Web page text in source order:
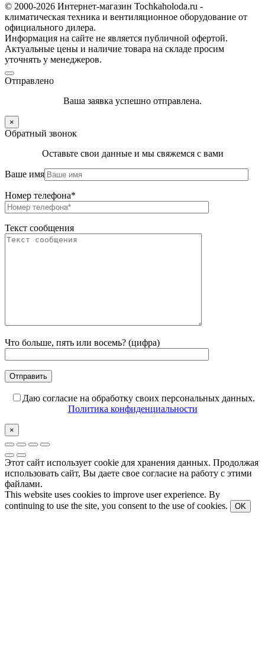
© 2000-2026 Интернет-магазин Tochkaholoda.ru -
климатическая техника и вентиляционное оборудование от
официального дилера.
Информация на сайте не является публичной офертой.
Актуальные цены и наличие товара на складе просим
уточнять у менеджеров.
Отправлено
Ваша заявка успешно отправлена.
×
Обратный звонок
Оставьте свои данные и мы свяжемся с вами
Ваше имя
Номер телефона*
Текст сообщения
Что больше, пять или восемь? (цифра)
Даю согласие на обработку своих персональных данных.
Политика конфиденциальности
×
Этот сайт использует cookie для хранения данных. Продолжая
использовать сайт, Вы даете свое согласие на работу с этими
файлами.
This website uses cookies to improve user experience. By
continuing to use the site, you consent to the use of cookies.
OK